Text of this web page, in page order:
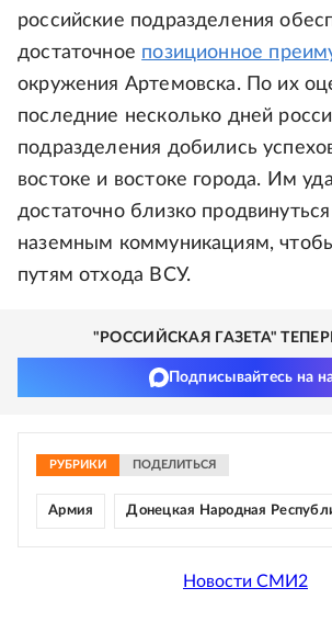
российские подразделения
достаточное позиционное
окружения Артемовска. По их
последние несколько дней
подразделения добились
востоке и востоке города. Им
достаточно близко
наземным коммуникациям,
путям отхода ВСУ.
"РОССИЙСКАЯ ГАЗЕТА"
Подписывайтесь на
РУБРИКИ ПОДЕЛИТЬСЯ
Армия Донецкая Народная
Новости СМИ2